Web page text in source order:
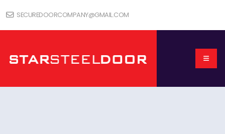
SECUREDOORCOMPANY@GMAIL.COM